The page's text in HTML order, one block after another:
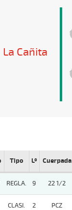
La Cañita
Tipo Lº Cuerpada
REGLA. 9 22 1/2
CLASI. 2 PCZ